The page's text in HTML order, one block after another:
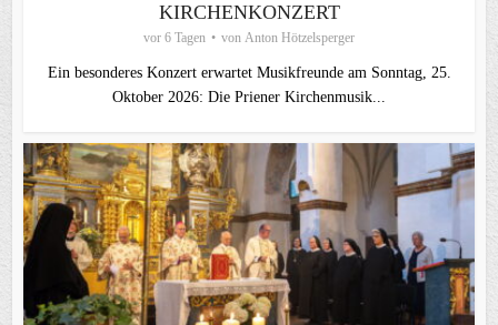
KIRCHENKONZERT
vor 6 Tagen von Anton Hötzelsperger
Ein besonderes Konzert erwartet Musikfreunde am Sonntag, 25.
Oktober 2026: Die Priener Kirchenmusik...